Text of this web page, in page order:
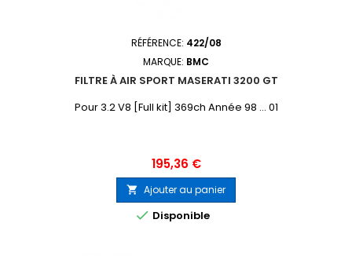
RÉFÉRENCE: 422/08
MARQUE: BMC
FILTRE À AIR SPORT MASERATI 3200 GT
Pour 3.2 V8 [Full kit] 369ch Année 98 ... 01
Prix
195,36 €
 Ajouter au panier
 Disponible